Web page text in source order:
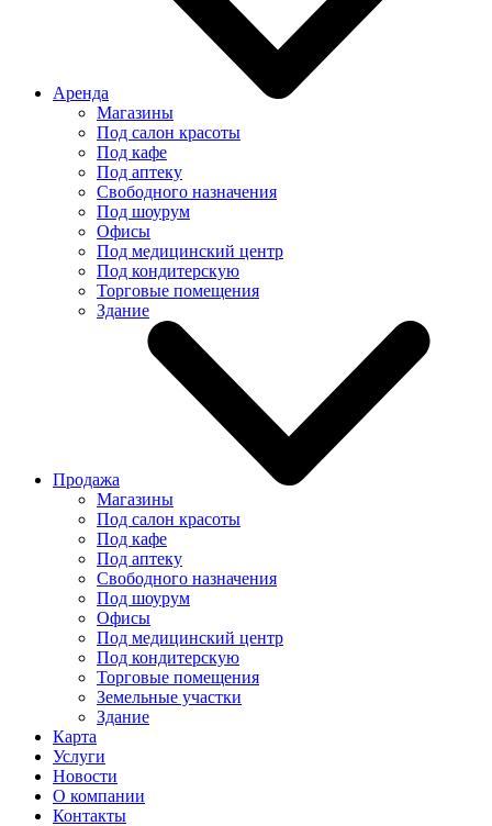
Аренда
Магазины
Под салон красоты
Под кафе
Под аптеку
Свободного назначения
Под шоурум
Офисы
Под медицинский центр
Под кондитерскую
Торговые помещения
Здание
Продажа
Магазины
Под салон красоты
Под кафе
Под аптеку
Свободного назначения
Под шоурум
Офисы
Под медицинский центр
Под кондитерскую
Торговые помещения
Земельные участки
Здание
Карта
Услуги
Новости
О компании
Контакты